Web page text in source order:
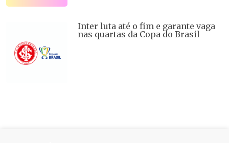
Inter luta até o fim e garante vaga
nas quartas da Copa do Brasil